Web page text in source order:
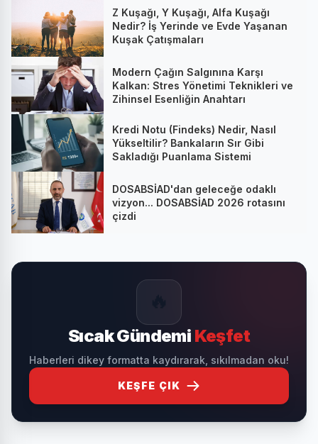
Z Kuşağı, Y Kuşağı, Alfa Kuşağı
Nedir? İş Yerinde ve Evde Yaşanan
Kuşak Çatışmaları
Modern Çağın Salgınına Karşı
Kalkan: Stres Yönetimi Teknikleri ve
Zihinsel Esenliğin Anahtarı
Kredi Notu (Findeks) Nedir, Nasıl
Yükseltilir? Bankaların Sır Gibi
Sakladığı Puanlama Sistemi
DOSABSİAD'dan geleceğe odaklı
vizyon... DOSABSİAD 2026 rotasını
çizdi
Sıcak Gündemi Keşfet
Haberleri dikey formatta kaydırarak, sıkılmadan oku!
KEŞFE ÇIK